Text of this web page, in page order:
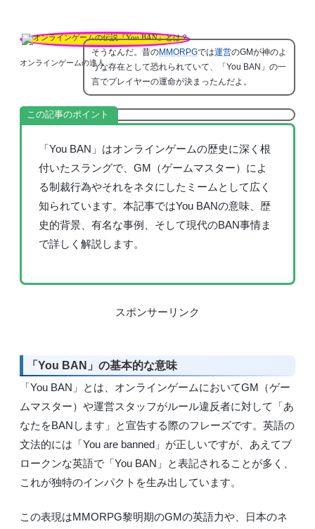
オンラインゲームの達人
そうなんだ。昔のMMORPGでは運営のGMが神のよ
うな存在として恐れられていて、「You BAN」の一
言でプレイヤーの運命が決まったんだよ。
この記事のポイント
「You BAN」はオンラインゲームの歴史に深く根
付いたスラングで、GM（ゲームマスター）によ
る制裁行為やそれをネタにしたミームとして広く
知られています。本記事ではYou BANの意味、歴
史的背景、有名な事例、そして現代のBAN事情ま
で詳しく解説します。
スポンサーリンク
「You BAN」の基本的な意味
「You BAN」とは、オンラインゲームにおいてGM（ゲー
ムマスター）や運営スタッフがルール違反者に対して「あ
なたをBANします」と宣告する際のフレーズです。英語の
文法的には「You are banned」が正しいですが、あえてブ
ロークンな英語で「You BAN」と表記されることが多く、
これが独特のインパクトを生み出しています。
この表現はMMORPG黎明期のGMの英語力や、日本のネ